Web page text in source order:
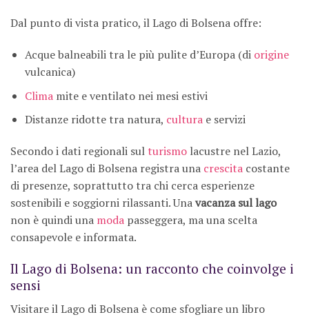
Dal punto di vista pratico, il Lago di Bolsena offre:
Acque balneabili tra le più pulite d’Europa (di origine
vulcanica)
Climamite e ventilato nei mesi estivi
Distanze ridotte tra natura, culturae servizi
Secondo i dati regionali sulturismo lacustre nel Lazio,
l’area del Lago di Bolsena registra una crescita costante
di presenze, soprattutto tra chi cerca esperienze
sostenibili e soggiorni rilassanti. Unavacanza sul lago
non è quindi una moda passeggera, ma una scelta
consapevole e informata.
Il Lago di Bolsena: un racconto che coinvolge i
sensi
Visitare il Lago di Bolsena è come sfogliare un libro